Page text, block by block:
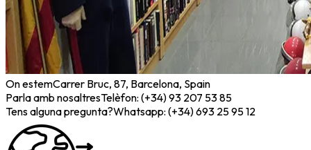
On estemCarrer Bruc, 87, Barcelona, Spain
Parla amb nosaltresTelèfon: (+34) 93 207 53 85
Tens alguna pregunta?Whatsapp: (+34) 693 25 95 12